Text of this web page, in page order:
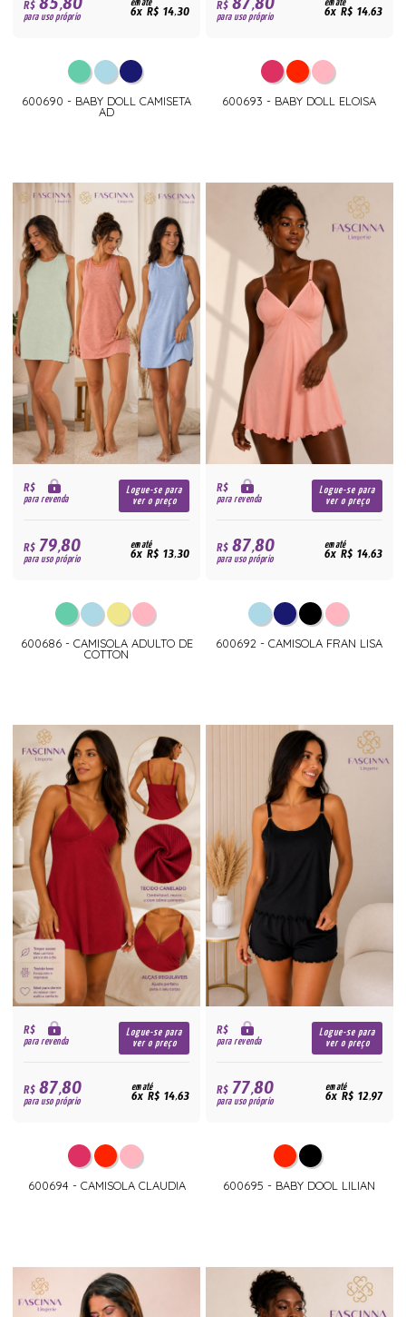
R$85,80
para uso próprio
em até
6x R$ 14,30
600690 - BABY DOLL CAMISETA
AD
R$87,80
para uso próprio
em até
6x R$ 14,63
600693 - BABY DOLL ELOISA
R$
para revenda
Logue-se para
ver o preço
R$79,80
para uso próprio
em até
6x R$ 13,30
600686 - CAMISOLA ADULTO DE
COTTON
R$
para revenda
Logue-se para
ver o preço
R$87,80
para uso próprio
em até
6x R$ 14,63
600692 - CAMISOLA FRAN LISA
R$
para revenda
Logue-se para
ver o preço
R$87,80
para uso próprio
em até
6x R$ 14,63
600694 - CAMISOLA CLAUDIA
R$
para revenda
Logue-se para
ver o preço
R$77,80
para uso próprio
em até
6x R$ 12,97
600695 - BABY DOOL LILIAN